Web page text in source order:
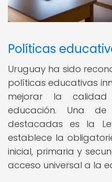
Políticas
Uruguay ha sido
políticas educativas
mejorar la
educación. Una
destacadas es la
establece la
inicial, primaria y
acceso universal a la